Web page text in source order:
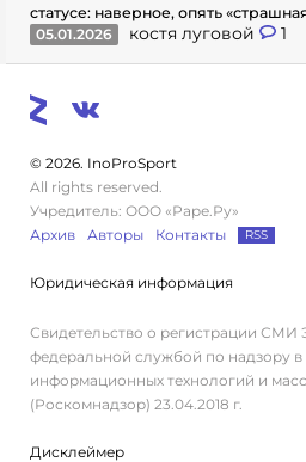
статусе: наверное, опять
05.01.2026
костя луговой 1
© 2026. InoProSport
All rights reserved.
Учредитель: ООО «Раре.Ру»
Архив
Авторы Контакты RSS
Юридическая информация
Свидетельство о регистрации
федеральной службой по надзору в
информационных технологий и
(Роскомнадзор) 23.04.2018 г.
Дисклеймер